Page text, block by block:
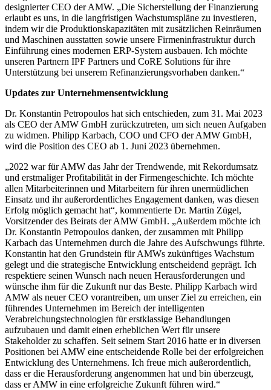
designierter CEO der AMW. „Die Sicherstellung der Finanzierung
erlaubt es uns, in die langfristigen Wachstumspläne zu investieren,
indem wir die Produktionskapazitäten mit zusätzlichen Reinräumen
und Maschinen ausstatten sowie unsere Firmeninfrastruktur durch
Einführung eines modernen ERP-System ausbauen. Ich möchte
unseren Partnern IPF Partners und CoRE Solutions für ihre
Unterstützung bei unserem Refinanzierungsvorhaben danken.“
Updates zur Unternehmensentwicklung
Dr. Konstantin Petropoulos hat sich entschieden, zum 31. Mai 2023
als CEO der AMW GmbH zurückzutreten, um sich neuen Aufgaben
zu widmen. Philipp Karbach, COO und CFO der AMW GmbH,
wird die Position des CEO ab 1. Juni 2023 übernehmen.
„2022 war für AMW das Jahr der Trendwende, mit Rekordumsatz
und erstmaliger Profitabilität in der Firmengeschichte. Ich möchte
allen Mitarbeiterinnen und Mitarbeitern für ihren unermüdlichen
Einsatz und ihr außerordentliches Engagement danken, was diesen
Erfolg möglich gemacht hat“, kommentierte Dr. Martin Zügel,
Vorsitzender des Beirats der AMW GmbH. „Außerdem möchte ich
Dr. Konstantin Petropoulos danken, der zusammen mit Philipp
Karbach das Unternehmen durch die Jahre des Aufschwungs führte.
Konstantin hat den Grundstein für AMWs zukünftiges Wachstum
gelegt und die strategische Entwicklung entscheidend geprägt. Ich
respektiere seinen Wunsch nach neuen Herausforderungen und
wünsche ihm für die Zukunft nur das Beste. Philipp Karbach wird
AMW als neuer CEO vorantreiben, um unser Ziel zu erreichen, ein
führendes Unternehmen im Bereich der intelligenten
Verabreichungstechnologien für erstklassige Behandlungen
aufzubauen und damit einen erheblichen Wert für unsere
Stakeholder zu schaffen. Seit seinem Start 2016 hatte er in diversen
Positionen bei AMW eine entscheidende Rolle bei der erfolgreichen
Entwicklung des Unternehmens. Ich freue mich außerordentlich,
dass er die Herausforderung angenommen hat und bin überzeugt,
dass er AMW in eine erfolgreiche Zukunft führen wird.“